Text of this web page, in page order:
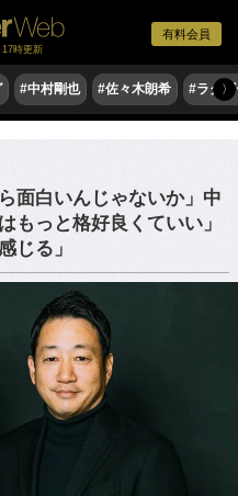
有料会員
時更新
#中村剛也 #佐々木朗希 #ラグ〉
面白いんじゃないか」中
もっと格好良くていい」
じる」